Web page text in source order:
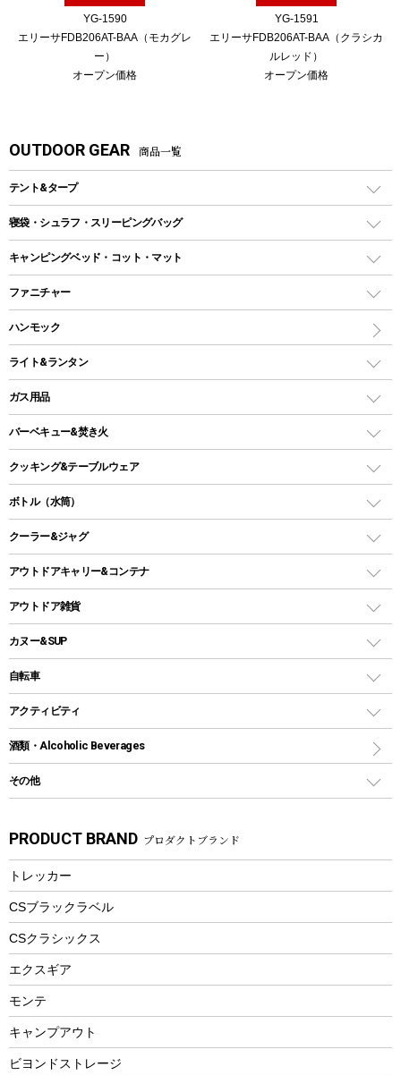
YG-1590
エリーサFDB206AT-BAA（モカグレ
ー）
オープン価格
YG-1591
エリーサFDB206AT-BAA（クラシカ
ルレッド）
オープン価格
OUTDOOR GEAR 商品一覧
テント&タープ
テント
ツールームテント
ワンポールテント
シェルターテント
ロッジ型・オリジナルテント
タープ
スクエアタープ（レクタタープ）
メッシュタープ
自立式タープ
パラソル
テントアクセサリー
ペグ
グランドシート
ガイドロープ
ツール
寝袋・シュラフ・スリーピングバッグ
レクタングラー型（封筒型）シュラフ
インナーシュラフ
キャンピングベッド・コット・マット
キャンピングベッド・コット
インフレータブルマット
ファニチャー
アウトドアテーブル
レジャーシート
ハンモック
ライト&ランタン
LEDランタン
ガスランタン
オイルランタン
LEDライト
ヘッドライト
キャンドル
ガス用品
ガスバーナー
ガス缶
ガストーチ、ライター
バーベキュー&焚き火
バーベキューコンロ、グリル
焚き火台タイプ（ロースタイル）グリル
卓上タイプグリル
パーティータイプグリル
鉄板、アミ
焚き火台&ストーブ
火起こし
バーベキューツール
クッキング&テーブルウェア
ダッチオーブン
ホットサンドメーカー
クッカーセット
シェラカップ
クッキングツール
ナイフ
カトラリー
マグカップ、カップ
ステンレスボトル
フードボトル
トレー
ランチョンマット
ランチボックス
ボトル（水筒）
ステンレスボトル
コップ付きタイプ
ワンタッチタイプ
プラスチックボトル
ディズニーボトル
クーラー&ジャグ
クーラーボックス
クーラーバッグ
ウォータージャグ
保冷剤
アウトドアキャリー&コンテナ
アウトドアキャリー
アウトドア雑貨
バックパック&バッグ
リュック、バックパック
トートバッグ、サコッシュ
ショッピングキャリー
その他アウトドア雑貨
スプレー関係
ツール、他
カヌー&SUP
インフレータブル
カヤック
パドル
ヘルメット
エアーポンプ
アクセサリー
自転車
折りたたみ自転車
スポーツサイクル
シティサイクル
自転車ウェア
アクティビティ
マリン
ラッシュガード
パラソル
フローティングベスト
ヘルメット
エアーポンプ
ビーチテント
ウィンター
スノーシュー
防寒ウェア
酒類・Alcoholic Beverages
その他
湯たんぽ
防災用品
PRODUCT BRAND プロダクトブランド
トレッカー
CSブラックラベル
CSクラシックス
エクスギア
モンテ
キャンプアウト
ビヨンドストレージ